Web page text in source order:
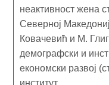
неактивност жена
Северној
Ковачевић и М.
демографски и
економски развој
институт.